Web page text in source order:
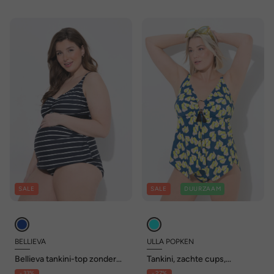
SALE
BELLIEVA
Bellieva tankini-top zonder
zachte cups, strepen
SALE DUURZAAM
ULLA POPKEN
Tankini, zachte cups,
verstelbare bandjes,